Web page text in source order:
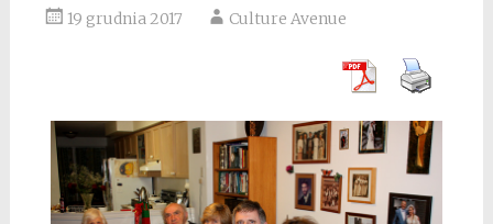
19 grudnia 2017 Culture Avenue